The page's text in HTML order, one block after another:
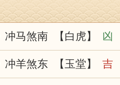
冲马煞南 【白虎】 凶
冲羊煞东 【玉堂】 吉